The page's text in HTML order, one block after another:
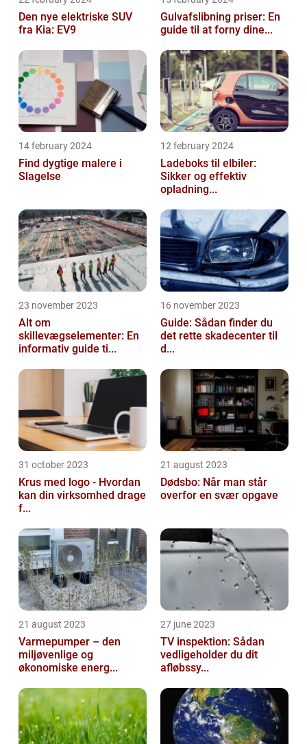
Den nye elektriske SUV
fra Kia: EV9
Gulvafslibning priser: En
guide til at forny dine...
14 february 2024
Find dygtige malere i
Slagelse
12 february 2024
Ladeboks til elbiler:
Sikker og effektiv
opladning...
23 november 2023
Alt om
skillevægselementer: En
informativ guide ti...
16 november 2023
Guide: Sådan finder du
det rette skadecenter til
d...
31 october 2023
Krus med logo - Hvordan
kan din virksomhed drage
f...
21 august 2023
Dødsbo: Når man står
overfor en svær opgave
21 august 2023
Varmepumper – den
miljøvenlige og
økonomiske energ...
27 june 2023
TV inspektion: Sådan
vedligeholder du dit
afløbssy...